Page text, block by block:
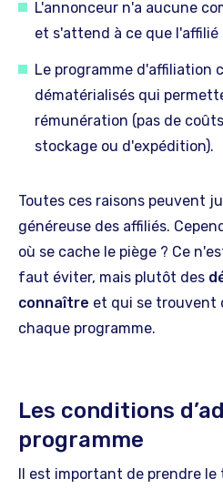
L'annonceur n'a aucune
et s'attend à ce que l'affilié
Le programme d'affiliation
dématérialisés qui
rémunération (pas de
stockage ou d'expédition).
Toutes ces raisons peuvent
généreuse des affiliés.
où se cache le piège ? Ce
faut éviter, mais plutôt des
connaître et qui se trouvent
chaque programme.
Les conditions
programme
Il est important de prendre le